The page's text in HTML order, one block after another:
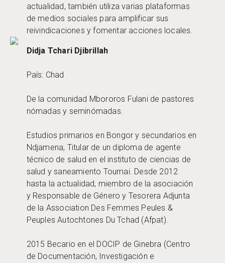
actualidad, también utiliza varias plataformas
de medios sociales para amplificar sus
reivindicaciones y fomentar acciones locales.
Didja Tchari Djibrillah
País: Chad
De la comunidad Mbororos Fulani de pastores
nómadas y seminómadas.
Estudios primarios en Bongor y secundarios en
Ndjamena, Titular de un diploma de agente
técnico de salud en el instituto de ciencias de
salud y saneamiento Toumai. Desde 2012
hasta la actualidad, miembro de la asociación
y Responsable de Género y Tesorera Adjunta
de la Association Des Femmes Peules &
Peuples Autochtones Du Tchad (Afpat).
2015 Becario en el DOCIP de Ginebra (Centro
de Documentación, Investigación e